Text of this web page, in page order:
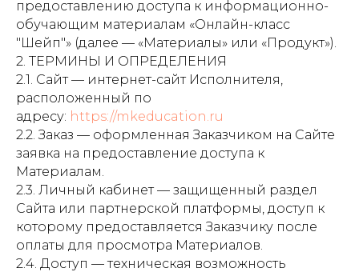
предоставлению доступа к информационно-
обучающим материалам «Онлайн-класс
"Шейп"» (далее — «Материалы» или «Продукт»).
2. ТЕРМИНЫ И ОПРЕДЕЛЕНИЯ
2.1. Сайт — интернет-сайт Исполнителя,
расположенный по
адресу: https://mkeducation.ru
2.2. Заказ — оформленная Заказчиком на Сайте
заявка на предоставление доступа к
Материалам.
2.3. Личный кабинет — защищенный раздел
Сайта или партнерской платформы, доступ к
которому предоставляется Заказчику после
оплаты для просмотра Материалов.
2.4. Доступ — техническая возможность